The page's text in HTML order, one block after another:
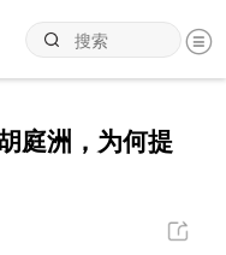
庭洲，为何提